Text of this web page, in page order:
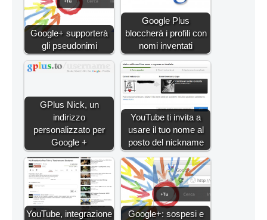
Google+ supporterà
gli pseudonimi
Google Plus
bloccherà i profili con
nomi inventati
GPlus Nick, un
indirizzo
personalizzato per
Google +
YouTube ti invita a
usare il tuo nome al
posto del nickname
YouTube, integrazione
Google+: sospesi e